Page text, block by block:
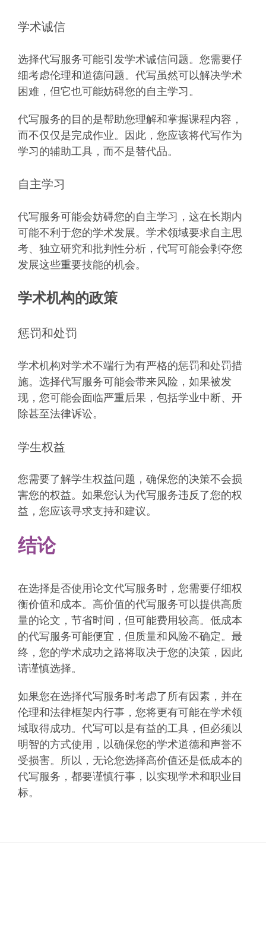
学术诚信
选择代写服务可能引发学术诚信问题。您需要仔
细考虑伦理和道德问题。代写虽然可以解决学术
困难，但它也可能妨碍您的自主学习。
代写服务的目的是帮助您理解和掌握课程内容，
而不仅仅是完成作业。因此，您应该将代写作为
学习的辅助工具，而不是替代品。
自主学习
代写服务可能会妨碍您的自主学习，这在长期内
可能不利于您的学术发展。学术领域要求自主思
考、独立研究和批判性分析，代写可能会剥夺您
发展这些重要技能的机会。
学术机构的政策
惩罚和处罚
学术机构对学术不端行为有严格的惩罚和处罚措
施。选择代写服务可能会带来风险，如果被发
现，您可能会面临严重后果，包括学业中断、开
除甚至法律诉讼。
学生权益
您需要了解学生权益问题，确保您的决策不会损
害您的权益。如果您认为代写服务违反了您的权
益，您应该寻求支持和建议。
结论
在选择是否使用论文代写服务时，您需要仔细权
衡价值和成本。高价值的代写服务可以提供高质
量的论文，节省时间，但可能费用较高。低成本
的代写服务可能便宜，但质量和风险不确定。最
终，您的学术成功之路将取决于您的决策，因此
请谨慎选择。
如果您在选择代写服务时考虑了所有因素，并在
伦理和法律框架内行事，您将更有可能在学术领
域取得成功。代写可以是有益的工具，但必须以
明智的方式使用，以确保您的学术道德和声誉不
受损害。所以，无论您选择高价值还是低成本的
代写服务，都要谨慎行事，以实现学术和职业目
标。